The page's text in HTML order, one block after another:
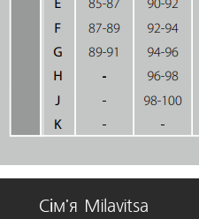
Сім'я Milavitsa